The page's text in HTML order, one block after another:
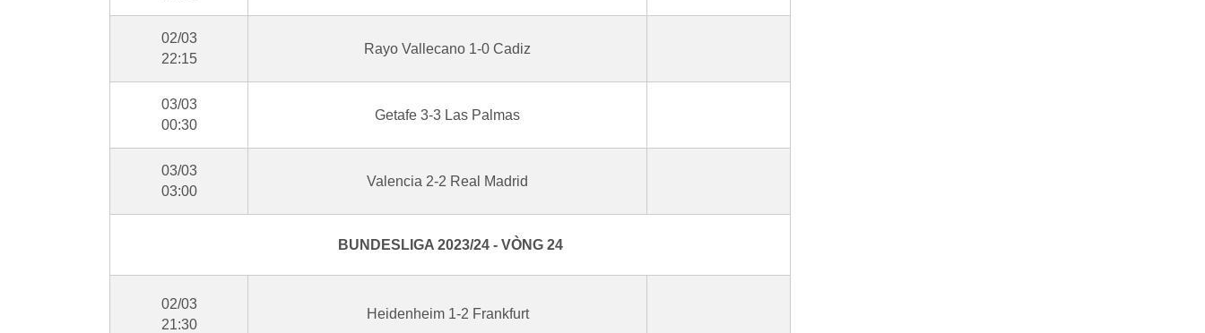
02/03
22:15
Rayo Vallecano 1-0 Cadiz
03/03
00:30
Getafe 3-3 Las Palmas
03/03
03:00
Valencia 2-2 Real Madrid
BUNDESLIGA 2023/24 - VÒNG 24
02/03
21:30
Heidenheim 1-2 Frankfurt